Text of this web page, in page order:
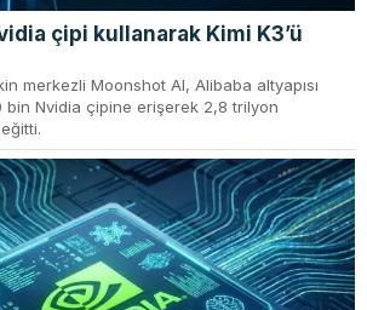
çipi kullanarak Kimi K3’ü
merkezli Moonshot AI, Alibaba altyapısı
bin Nvidia çipine erişerek 2,8 trilyon